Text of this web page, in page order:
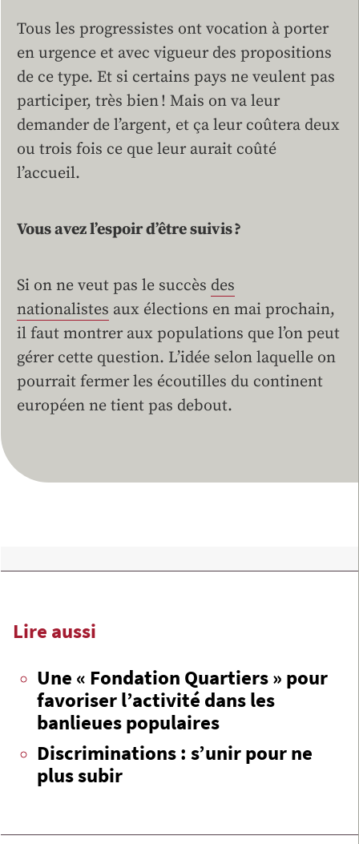
Tous les progressistes ont vocation à porter
en urgence et avec vigueur des propositions
de ce type. Et si certains pays ne veulent pas
participer, très bien ! Mais on va leur
demander de l’argent, et ça leur coûtera deux
ou trois fois ce que leur aurait coûté
l’accueil.
Vous avez l’espoir d’être suivis ?
Si on ne veut pas le succès des
nationalistes aux élections en mai prochain,
il faut montrer aux populations que l’on peut
gérer cette question. L’idée selon laquelle on
pourrait fermer les écoutilles du continent
européen ne tient pas debout.
Lire aussi
Une « Fondation Quartiers » pour
favoriser l’activité dans les
banlieues populaires
Discriminations : s’unir pour ne
plus subir